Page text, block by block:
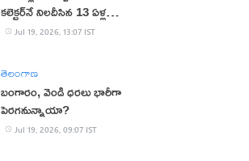
కలెక్టర్‌నే నిలదీసిన 13 ఏళ్ల
బాలుడు!
Jul 19, 2026, 13:07 IST
తెలంగాణ
బంగారం, వెండి ధరలు భారీగా
పెరగనున్నాయా?
Jul 19, 2026, 09:07 IST